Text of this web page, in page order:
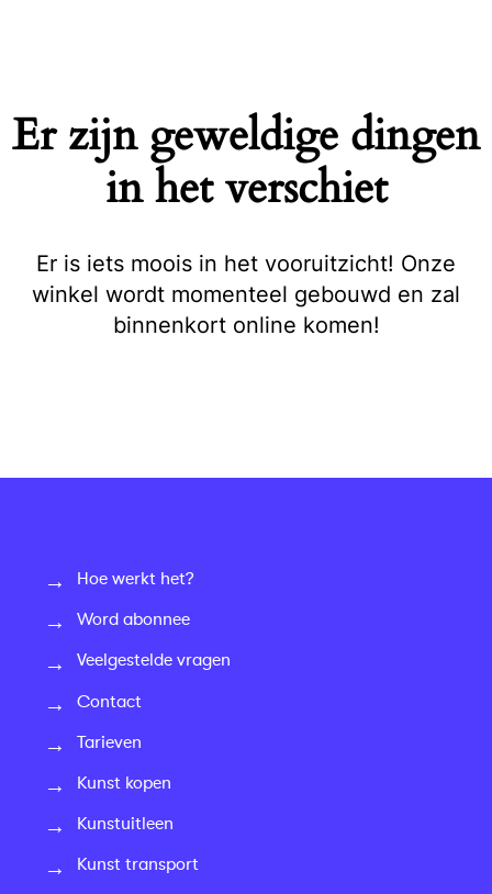
Er zijn geweldige dingen
in het verschiet
Er is iets moois in het vooruitzicht! Onze
winkel wordt momenteel gebouwd en zal
binnenkort online komen!
Hoe werkt het?
Word abonnee
Veelgestelde vragen
Contact
Tarieven
Kunst kopen
Kunstuitleen
Kunst transport